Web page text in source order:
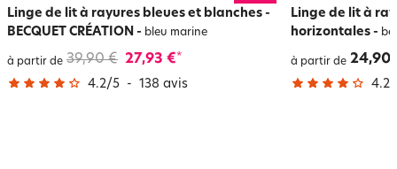
Linge de lit à rayures bleues et blanches -
BECQUET CRÉATION - bleu marine
à partir de 39,90 € 27,93 €*
4.2/5 - 138 avis
Linge de lit à
horizontales -
à partir de 24,90
4.2